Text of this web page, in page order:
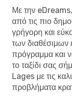
Με την
από τις πιο
γρήγορη και
των διαθέσιμων
πρόγραμμα και
το ταξίδι σας
Lages με τις
προβλήματα